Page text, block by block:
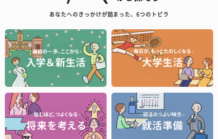
あなたへのきっかけが詰まった、6つのトビラ